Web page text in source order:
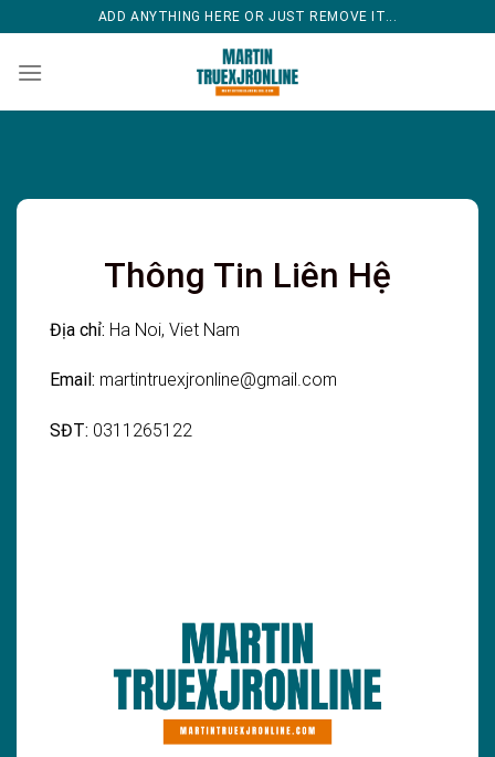
qua
nội
ADD ANYTHING HERE OR JUST REMOVE IT...
Thông Tin Liên Hệ
Địa chỉ: Ha Noi, Viet Nam
Email: martintruexjronline@gmail.com
SĐT: 0311265122